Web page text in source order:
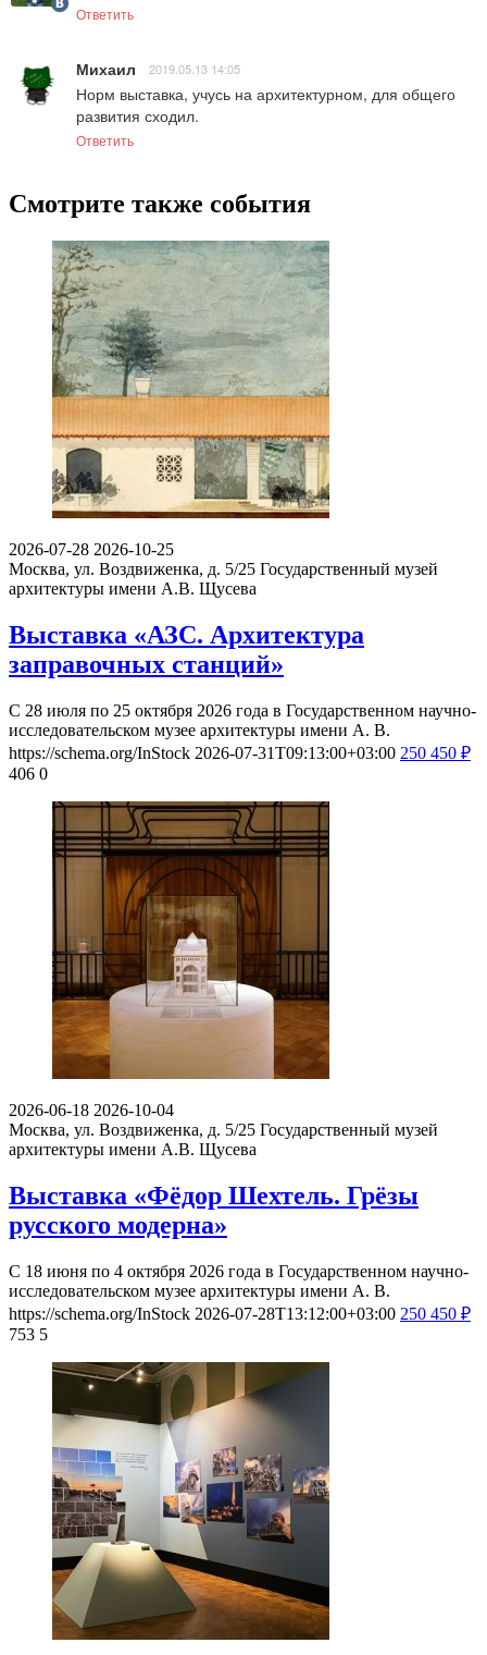
Ответить
Михаил 2019.05.13 14:05
Норм выставка, учусь на архитектурном, для общего
развития сходил.
Ответить
Смотрите также события
2026-07-28 2026-10-25
Москва, ул. Воздвиженка, д. 5/25 Государственный музей
архитектуры имени А.В. Щусева
Выставка «АЗС. Архитектура
заправочных станций»
С 28 июля по 25 октября 2026 года в Государственном научно-
исследовательском музее архитектуры имени А. В.
https://schema.org/InStock 2026-07-31T09:13:00+03:00 250 450 ₽
406 0
2026-06-18 2026-10-04
Москва, ул. Воздвиженка, д. 5/25 Государственный музей
архитектуры имени А.В. Щусева
Выставка «Фёдор Шехтель. Грёзы
русского модерна»
С 18 июня по 4 октября 2026 года в Государственном научно-
исследовательском музее архитектуры имени А. В.
https://schema.org/InStock 2026-07-28T13:12:00+03:00 250 450 ₽
753 5